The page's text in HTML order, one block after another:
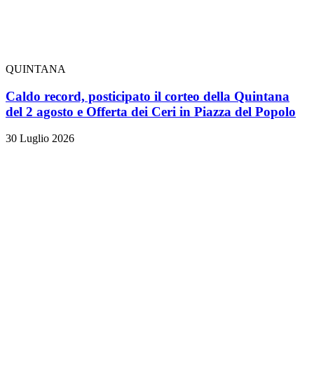
QUINTANA
Caldo record, posticipato il corteo della Quintana
del 2 agosto e Offerta dei Ceri in Piazza del Popolo
30 Luglio 2026